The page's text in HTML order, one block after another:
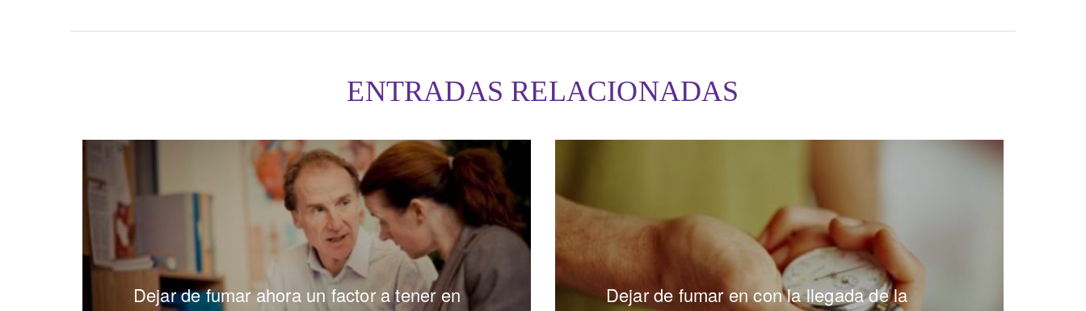
ENTRADAS RELACIONADAS
Dejar de fumar ahora un factor a tener en
Dejar de fumar en con la llegada de la